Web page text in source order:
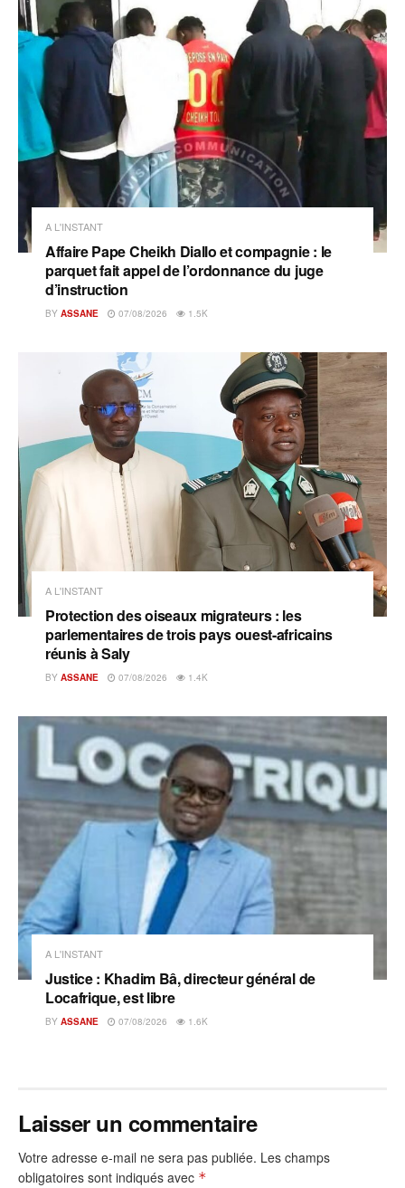
A L'INSTANT
Affaire Pape Cheikh Diallo et compagnie : le
parquet fait appel de l’ordonnance du juge
d’instruction
BY ASSANE 07/08/2026 1.5K
A L'INSTANT
Protection des oiseaux migrateurs : les
parlementaires de trois pays ouest-africains
réunis à Saly
BY ASSANE 07/08/2026 1.4K
A L'INSTANT
Justice : Khadim Bâ, directeur général de
Locafrique, est libre
BY ASSANE 07/08/2026 1.6K
Laisser un commentaire
Votre adresse e-mail ne sera pas publiée. Les champs
obligatoires sont indiqués avec *